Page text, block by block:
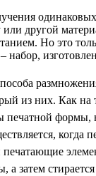
другой
Но это
из них. Как на
печатной
когда
затем стирается